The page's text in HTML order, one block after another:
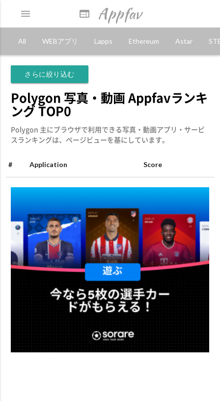
web Appfav
menu
All WEBアプリ Lapps Ethereum Astar
さらに絞り込む
Polygon 写真・動画 Appfavランキ
ング TOP0
Polygon 主にブラウザで利用できる写真・動画アプリ・サービ
スランキングは、ページビューを基にしています。
# Application Score